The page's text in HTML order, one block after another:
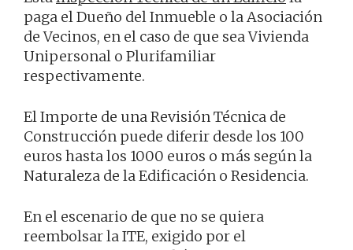
paga el Dueño del Inmueble o la Asociación
de Vecinos, en el caso de que sea Vivienda
Unipersonal o Plurifamiliar
respectivamente.
El Importe de una Revisión Técnica de
Construcción puede diferir desde los 100
euros hasta los 1000 euros o más según la
Naturaleza de la Edificación o Residencia.
En el escenario de que no se quiera
reembolsar la ITE, exigido por el